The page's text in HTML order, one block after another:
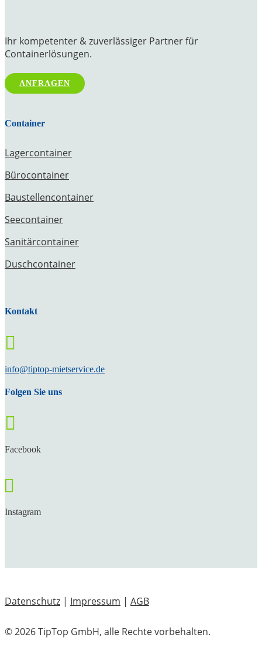
Ihr kompetenter & zuverlässiger Partner für
Containerlösungen.
ANFRAGEN
Container
Lagercontainer
Bürocontainer
Baustellencontainer
Seecontainer
Sanitärcontainer
Duschcontainer
Kontakt

info@tiptop-mietservice.de
Folgen Sie uns

Facebook

Instagram
Datenschutz | Impressum | AGB
© 2026 TipTop GmbH, alle Rechte vorbehalten.